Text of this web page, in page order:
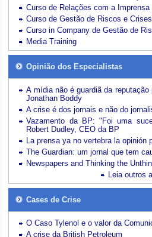
Curso de Relações com a Imprensa
Curso de Gestão de Riscos e
Curso in Company de Gestão de
Media Training
Opinião dos Especialistas
A mídia não é guardiã da
Jonathan Boddy
A crise é dos jornais e não do
Vazamento da BP: "Foi uma
Robert Dudley, CEO da BP
La prensa ya no vertebra la opinión
The Guardian: um jornal que tem
Newspapers and Thinking the
Leia outros
Cases de Crise
O Caso Tylenol e o valor da
A crise da British Petroleum